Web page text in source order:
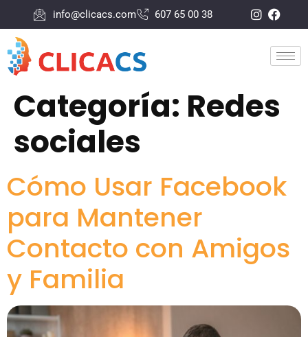
info@clicacs.com 607 65 00 38
Categoría: Redes
sociales
Cómo Usar Facebook
para Mantener
Contacto con Amigos
y Familia